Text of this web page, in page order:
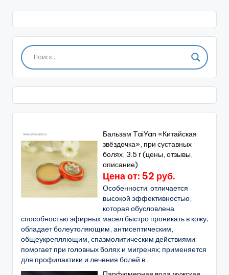
Бальзам TaiYan «Китайская
звёздочка», при суставных
болях, 3.5 г (цены, отзывы,
описание)
Цена от: 52 руб.
Особенности: отличается
высокой эффективностью,
которая обусловлена
способностью эфирных масел быстро проникать в кожу;
обладает болеутоляющим, антисептическим,
общеукрепляющим, спазмолитическим действиями;
помогает при головных болях и мигренях; применяется
для профилактики и лечения болей в...